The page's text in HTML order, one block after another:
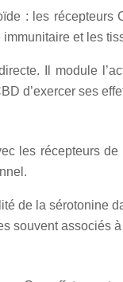
: les
et les
Il module
d’exercer ses
les récepteurs
de la sérotonine
souvent associés